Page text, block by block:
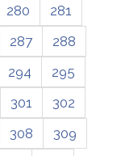
280
281
287
288
294
295
301
302
308
309